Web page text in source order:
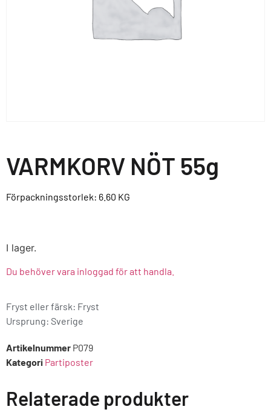
VARMKORV NÖT 55g
Förpackningsstorlek: 6.60 KG
I lager.
Du behöver vara inloggad för att handla.
Fryst eller färsk: Fryst
Ursprung: Sverige
Artikelnummer P079
Kategori Partiposter
Relaterade produkter